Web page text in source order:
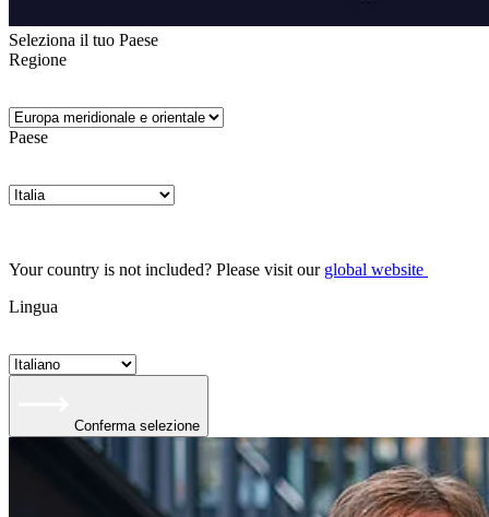
Seleziona il tuo Paese
Regione
Paese
Your country is not included? Please visit our global website
Lingua
Conferma selezione